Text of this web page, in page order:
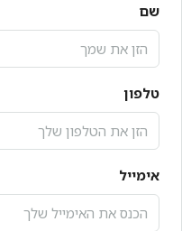
שם
טלפון
אימייל